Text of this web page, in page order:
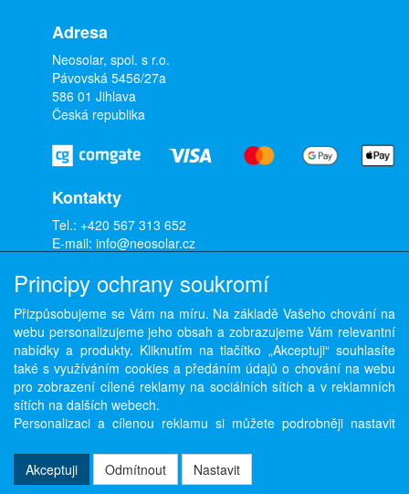
Adresa
Neosolar, spol. s r.o.
Pávovská 5456/27a
586 01 Jihlava
Česká republika
Kontakty
Tel.: +420 567 313 652
E-mail: info@neosolar.cz
DIČ: CZ26287030
Užitočné
O nás
Kontakty
Spätný odber elektrozariadení a recyklačný príspevok
Ako nakúpiť
Obchodné podmienky
Ochrana osobných údajov
Principy ochrany soukromí
Přizpůsobujeme se Vám na míru. Na základě Vašeho chování na
webu personalizujeme jeho obsah a zobrazujeme Vám relevantní
nabídky a produkty. Kliknutím na tlačítko „Akceptuji“ souhlasíte
také s využíváním cookies a předáním údajů o chování na webu
pro zobrazení cílené reklamy na sociálních sítích a v reklamních
sítích na dalších webech.
Personalizaci a cílenou reklamu si můžete podrobněji nastavit
Akceptuji
Odmítnout Nastavit